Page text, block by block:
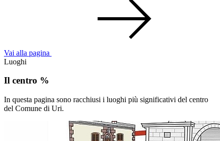
Vai alla pagina
Luoghi
Il centro %
In questa pagina sono racchiusi i luoghi più significativi del centro
del Comune di Uri.